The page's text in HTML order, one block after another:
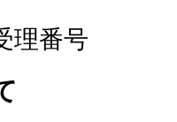
理番号